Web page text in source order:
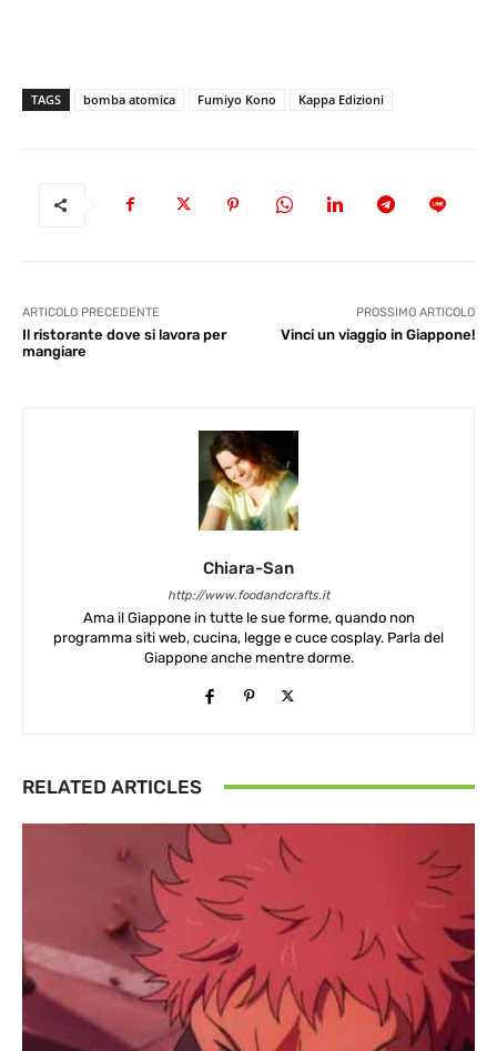
TAGS bomba atomica Fumiyo Kono Kappa Edizioni
ARTICOLO PRECEDENTE
Il ristorante dove si lavora per
mangiare
PROSSIMO ARTICOLO
Vinci un viaggio in Giappone!
Chiara-San
http://www.foodandcrafts.it
Ama il Giappone in tutte le sue forme, quando non
programma siti web, cucina, legge e cuce cosplay. Parla del
Giappone anche mentre dorme.
RELATED ARTICLES